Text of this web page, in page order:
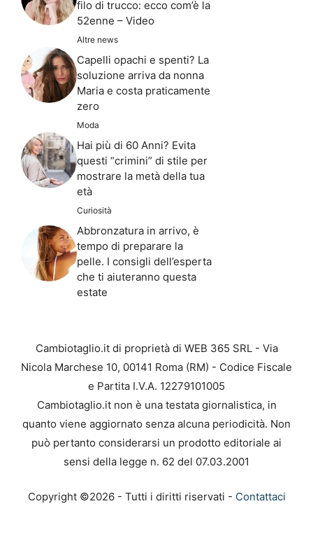
filo di trucco: ecco com’è la
52enne – Video
Altre news
Capelli opachi e spenti? La
soluzione arriva da nonna
Maria e costa praticamente
zero
Moda
Hai più di 60 Anni? Evita
questi “crimini” di stile per
mostrare la metà della tua
età
Curiosità
Abbronzatura in arrivo, è
tempo di preparare la
pelle. I consigli dell’esperta
che ti aiuteranno questa
estate
Cambiotaglio.it di proprietà di WEB 365 SRL - Via
Nicola Marchese 10, 00141 Roma (RM) - Codice Fiscale
e Partita I.V.A. 12279101005
Cambiotaglio.it non è una testata giornalistica, in
quanto viene aggiornato senza alcuna periodicità. Non
può pertanto considerarsi un prodotto editoriale ai
sensi della legge n. 62 del 07.03.2001
Copyright ©2026 - Tutti i diritti riservati - Contattaci